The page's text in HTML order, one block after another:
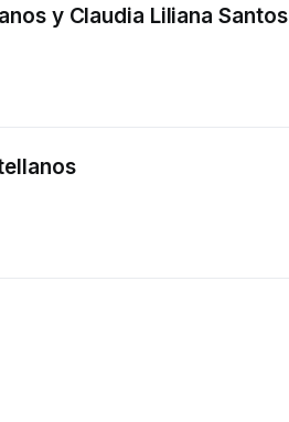
y Claudia Liliana Santos